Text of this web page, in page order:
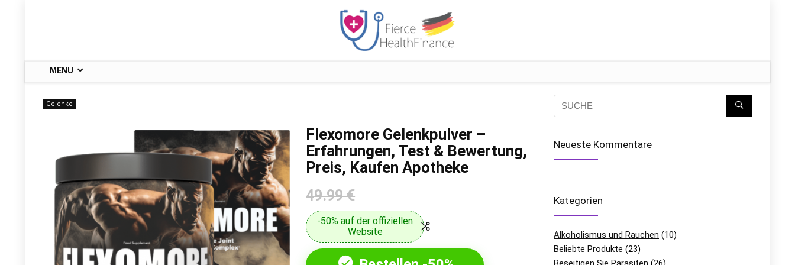
MENU
Gelenke
Flexomore Gelenkpulver –
Erfahrungen, Test & Bewertung,
Preis, Kaufen Apotheke
49.99 €
-50% auf der offiziellen
Website
Neueste Kommentare
Kategorien
Alkoholismus und Rauchen (10)
Beliebte Produkte (23)